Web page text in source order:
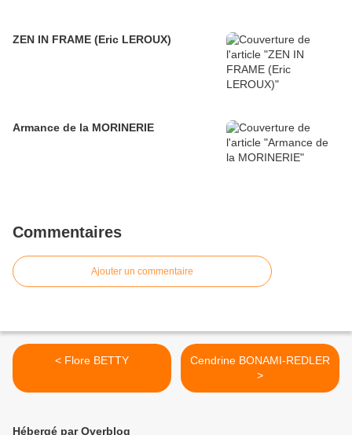
ZEN IN FRAME (Eric LEROUX)
Armance de la MORINERIE
Commentaires
Ajouter un commentaire
< Flore BETTY
Cendrine BONAMI-REDLER
>
Hébergé par Overblog